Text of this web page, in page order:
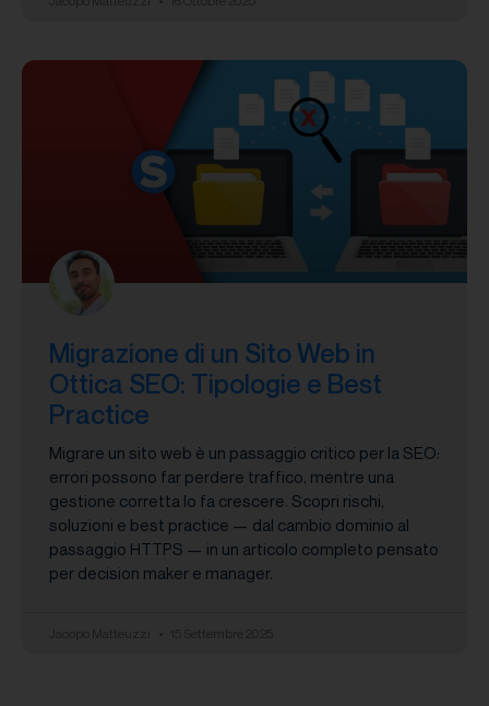
Migrazione di un Sito Web in
Ottica SEO: Tipologie e Best
Practice
Migrare un sito web è un passaggio critico per la SEO:
errori possono far perdere traffico, mentre una
gestione corretta lo fa crescere. Scopri rischi,
soluzioni e best practice — dal cambio dominio al
passaggio HTTPS — in un articolo completo pensato
per decision maker e manager.